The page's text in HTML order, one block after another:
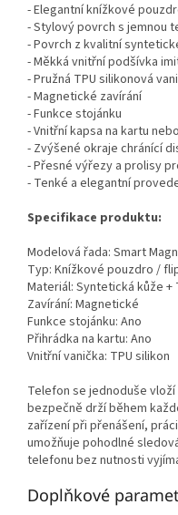
- Elegantní knížkové
- Stylový povrch s jemnou
- Povrch z kvalitní
- Měkká vnitřní podšívka
- Pružná TPU silikonová
- Magnetické zavírání
- Funkce stojánku
- Vnitřní kapsa na kartu
- Zvýšené okraje chránící
- Přesné výřezy a prolisy
- Tenké a elegantní
Specifikace produktu:
Modelová řada: Smart
Typ: Knížkové pouzdro /
Materiál: Syntetická kůže +
Zavírání: Magnetické
Funkce stojánku: Ano
Přihrádka na kartu: Ano
Vnitřní vanička: TPU silikon
Telefon se jednoduše
bezpečně drží během
zařízení při přenášení,
umožňuje pohodlné
telefonu bez nutnosti
Doplňkové